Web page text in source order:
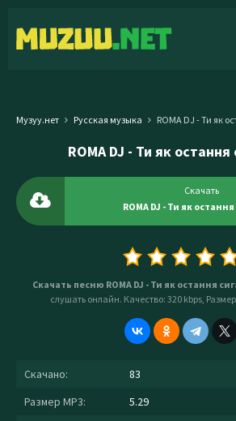
Музуу.нет Русская музыка ROMA DJ - Ти як
ROMA DJ - Ти як остання
Скачать
ROMA DJ - Ти як
Скачать песню ROMA DJ - Ти як остання
слушать онлайн. Качество: 320 kbps,
Скачано:
83
Размер MP3:
5.29